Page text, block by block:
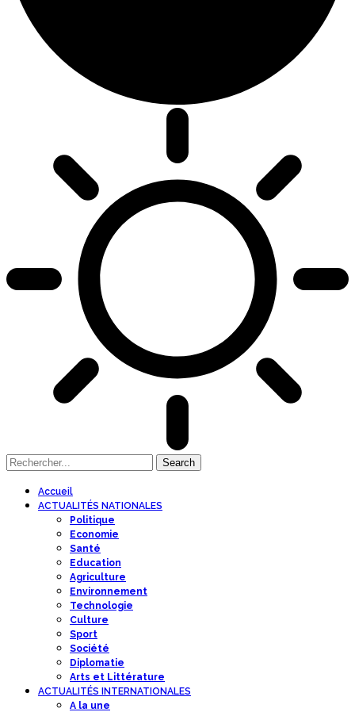
Accueil
ACTUALITÉS NATIONALES
Politique
Economie
Santé
Education
Agriculture
Environnement
Technologie
Culture
Sport
Société
Diplomatie
Arts et Littérature
ACTUALITÉS INTERNATIONALES
A la une